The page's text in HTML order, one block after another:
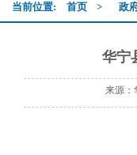
当前位置: 首页 > 政
华宁
来源：